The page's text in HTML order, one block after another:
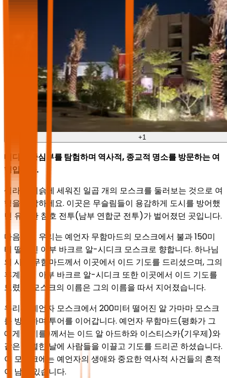
+1
메디나 중심부를 탐험하며 역사적, 종교적 명소를 방문하는 여
행입니다.
셀라산 기슭에 세워진 일곱 개의 모스크를 둘러보는 것으로 여
행을 시작하세요. 이곳은 무슬림들이 용감하게 도시를 방어했
던 유명한 참호 전투(남부 연합군 전투)가 벌어졌던 곳입니다.
다음으로 우리는 예언자 무함마드의 모스크에서 불과 150미
터 떨어진 아부 바크르 알-시디크 모스크로 향합니다. 하나님
의 사도 무함마드께서 이곳에서 이드 기도를 드리셨으며, 그의
후계자인 아부 바크르 알-시디크 또한 이곳에서 이드 기도를
드렸고, 모스크의 이름은 그의 이름을 따서 지어졌습니다.
우리는 예언자 모스크에서 200미터 떨어진 알 가마마 모스크
를 방문하며 투어를 이어갑니다. 예언자 무함마드(평화가 그
에게 있기를)께서는 이드 알 아드하와 이스티스카(기우제)와
같은 특별한 날에 사람들을 이끌고 기도를 드리곤 하셨습니다.
이 모스크에는 예언자의 생애와 중요한 역사적 사건들의 흔적
이 남아 있습니다.